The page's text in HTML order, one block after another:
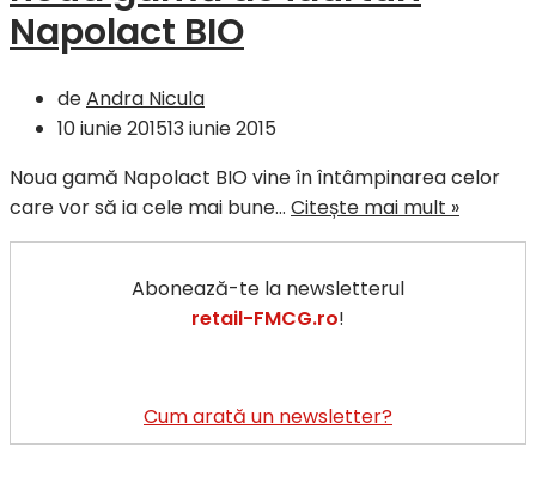
Napolact BIO
deAndra Nicula
10 iunie 201513 iunie 2015
Noua gamă Napolact BIO vine în întâmpinarea celor
care vor să ia cele mai bune… Citește mai mult »
Abonează-te la newsletterul
retail-FMCG.ro!
Cum arată un newsletter?